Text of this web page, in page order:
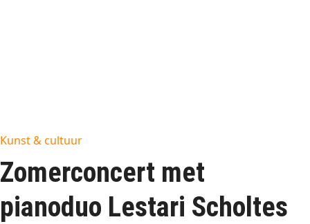
Kunst & cultuur
Zomerconcert met
pianoduo Lestari Scholtes